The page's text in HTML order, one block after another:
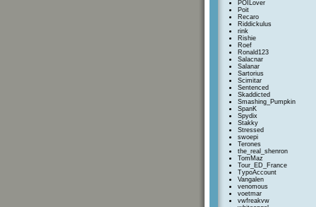
POILover
Poit
Recaro
Riddickulus
rink
Rishie
Roef
Ronald123
Salacnar
Salanar
Sartorius
Scimitar
Sentenced
Skaddicted
Smashing_Pumpkin
SpanK
Spydix
Stakky
Stressed
swoepi
Terones
the_real_shenron
TomMaz
Tour_ED_France
TypoAccount
Vangalen
venomous
voetmar
vwfreakvw